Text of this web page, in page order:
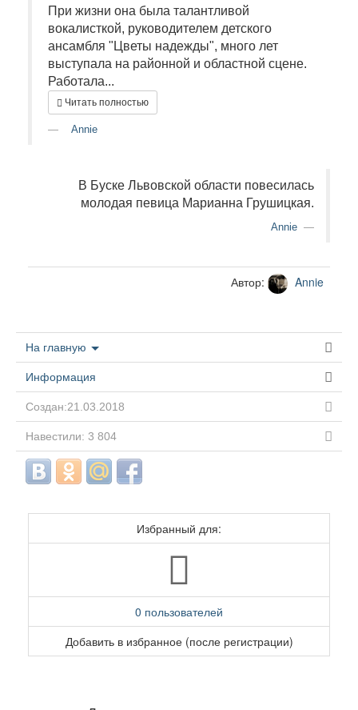
При жизни она была талантливой
вокалисткой, руководителем детского
ансамбля "Цветы надежды", много лет
выступала на районной и областной сцене.
Работала...
Читать полностью
Annie
В Буске Львовской области повесилась
молодая певица Марианна Грушицкая.
Annie
Автор: Annie
На главную
Информация
Создан:21.03.2018
Навестили: 3 804
Избранный для:
0 пользователей
Добавить в избранное (после регистрации)